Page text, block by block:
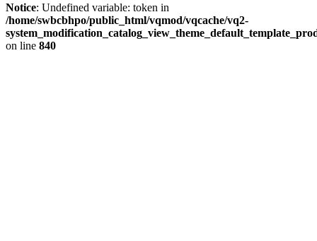
Notice: Undefined variable: token in
/home/swbcbhpo/public_html/vqmod/vqcache/vq2-
on line 840